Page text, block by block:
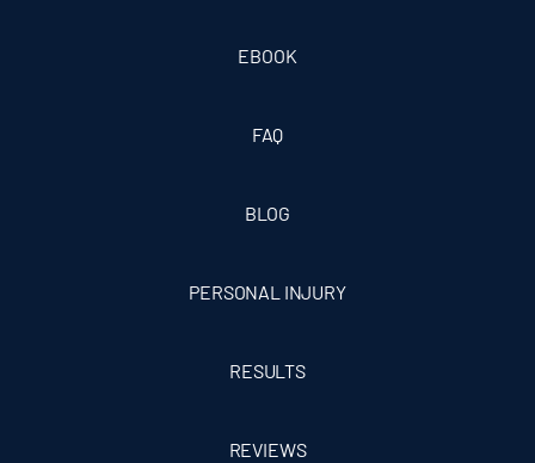
EBOOK
FAQ
BLOG
PERSONAL INJURY
RESULTS
REVIEWS